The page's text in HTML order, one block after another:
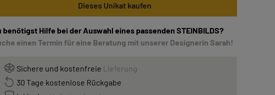
Dieses Unikat kaufen
benötigst Hilfe bei der Auswahl eines passenden STEINBILDS?
einen Termin für eine Beratung mit unserer Designerin Sarah!
Sichere und kostenfreie Lieferung
30 Tage kostenlose Rückgabe